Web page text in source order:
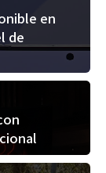
en
de